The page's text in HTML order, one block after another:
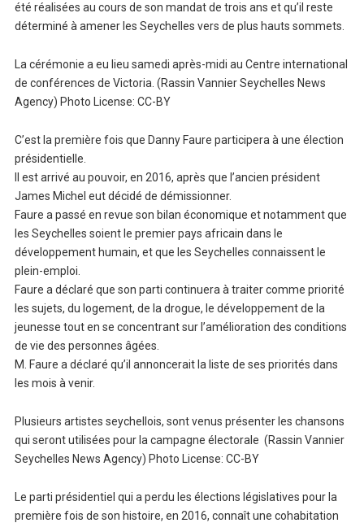
été réalisées au cours de son mandat de trois ans et qu’il reste
déterminé à amener les Seychelles vers de plus hauts sommets.
La cérémonie a eu lieu samedi après-midi au Centre international
de conférences de Victoria. (Rassin Vannier Seychelles News
Agency) Photo License: CC-BY
C’est la première fois que Danny Faure participera à une élection
présidentielle.
Il est arrivé au pouvoir, en 2016, après que l’ancien président
James Michel eut décidé de démissionner.
Faure a passé en revue son bilan économique et notamment que
les Seychelles soient le premier pays africain dans le
développement humain, et que les Seychelles connaissent le
plein-emploi.
Faure a déclaré que son parti continuera à traiter comme priorité
les sujets, du logement, de la drogue, le développement de la
jeunesse tout en se concentrant sur l’amélioration des conditions
de vie des personnes âgées.
M. Faure a déclaré qu’il annoncerait la liste de ses priorités dans
les mois à venir.
Plusieurs artistes seychellois, sont venus présenter les chansons
qui seront utilisées pour la campagne électorale (Rassin Vannier
Seychelles News Agency) Photo License: CC-BY
Le parti présidentiel qui a perdu les élections législatives pour la
première fois de son histoire, en 2016, connaît une cohabitation